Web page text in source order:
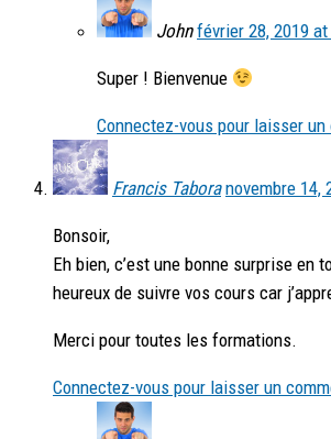
John février 28, 2019 at
Super ! Bienvenue
Connectez-vous pour laisser
Francis Tabora novembre 14,
Bonsoir,
Eh bien, c’est une bonne surprise en
heureux de suivre vos cours car
Merci pour toutes les formations.
Connectez-vous pour laisser un